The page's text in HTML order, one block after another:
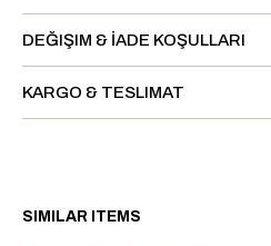
DEĞIŞIM & İADE KOŞULLARI
KARGO & TESLIMAT
SIMILAR ITEMS